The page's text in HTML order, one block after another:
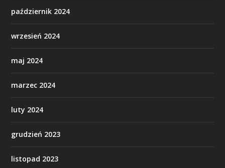
październik 2024
wrzesień 2024
maj 2024
marzec 2024
luty 2024
grudzień 2023
listopad 2023